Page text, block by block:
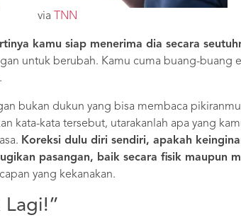
via TNN
kamu siap menerima dia secara
untuk berubah. Kamu cuma buang-buang
bukan dukun yang bisa membaca
kata-kata tersebut, utarakanlah apa yang
Koreksi dulu diri sendiri, apakah
pasangan, baik secara fisik maupun
yang kekanakan.